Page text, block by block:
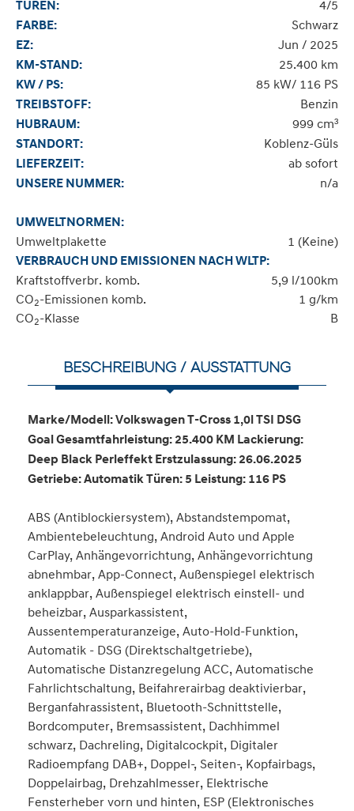
TÜREN:
4/5
FARBE:
Schwarz
EZ:
Jun / 2025
KM-STAND:
25.400 km
KW / PS:
85 kW/ 116 PS
TREIBSTOFF:
Benzin
HUBRAUM:
999 cm³
STANDORT:
Koblenz-Güls
LIEFERZEIT:
ab sofort
UNSERE NUMMER:
n/a
UMWELTNORMEN:
Umweltplakette
1 (Keine)
VERBRAUCH UND EMISSIONEN NACH WLTP:
Kraftstoffverbr. komb.
5,9 l/100km
CO2-Emissionen komb.
1 g/km
CO2-Klasse B
BESCHREIBUNG / AUSSTATTUNG
Marke/Modell: Volkswagen T-Cross 1,0l TSI DSG
Goal Gesamtfahrleistung: 25.400 KM Lackierung:
Deep Black Perleffekt Erstzulassung: 26.06.2025
Getriebe: Automatik Türen: 5 Leistung: 116 PS
ABS (Antiblockiersystem), Abstandstempomat,
Ambientebeleuchtung, Android Auto und Apple
CarPlay, Anhängevorrichtung, Anhängevorrichtung
abnehmbar, App-Connect, Außenspiegel elektrisch
anklappbar, Außenspiegel elektrisch einstell- und
beheizbar, Ausparkassistent,
Aussentemperaturanzeige, Auto-Hold-Funktion,
Automatik - DSG (Direktschaltgetriebe),
Automatische Distanzregelung ACC, Automatische
Fahrlichtschaltung, Beifahrerairbag deaktivierbar,
Berganfahrassistent, Bluetooth-Schnittstelle,
Bordcomputer, Bremsassistent, Dachhimmel
schwarz, Dachreling, Digitalcockpit, Digitaler
Radioempfang DAB+, Doppel-, Seiten-, Kopfairbags,
Doppelairbag, Drehzahlmesser, Elektrische
Fensterheber vorn und hinten, ESP (Elektronisches